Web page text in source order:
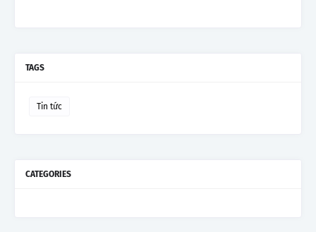
TAGS
Tin tức
CATEGORIES